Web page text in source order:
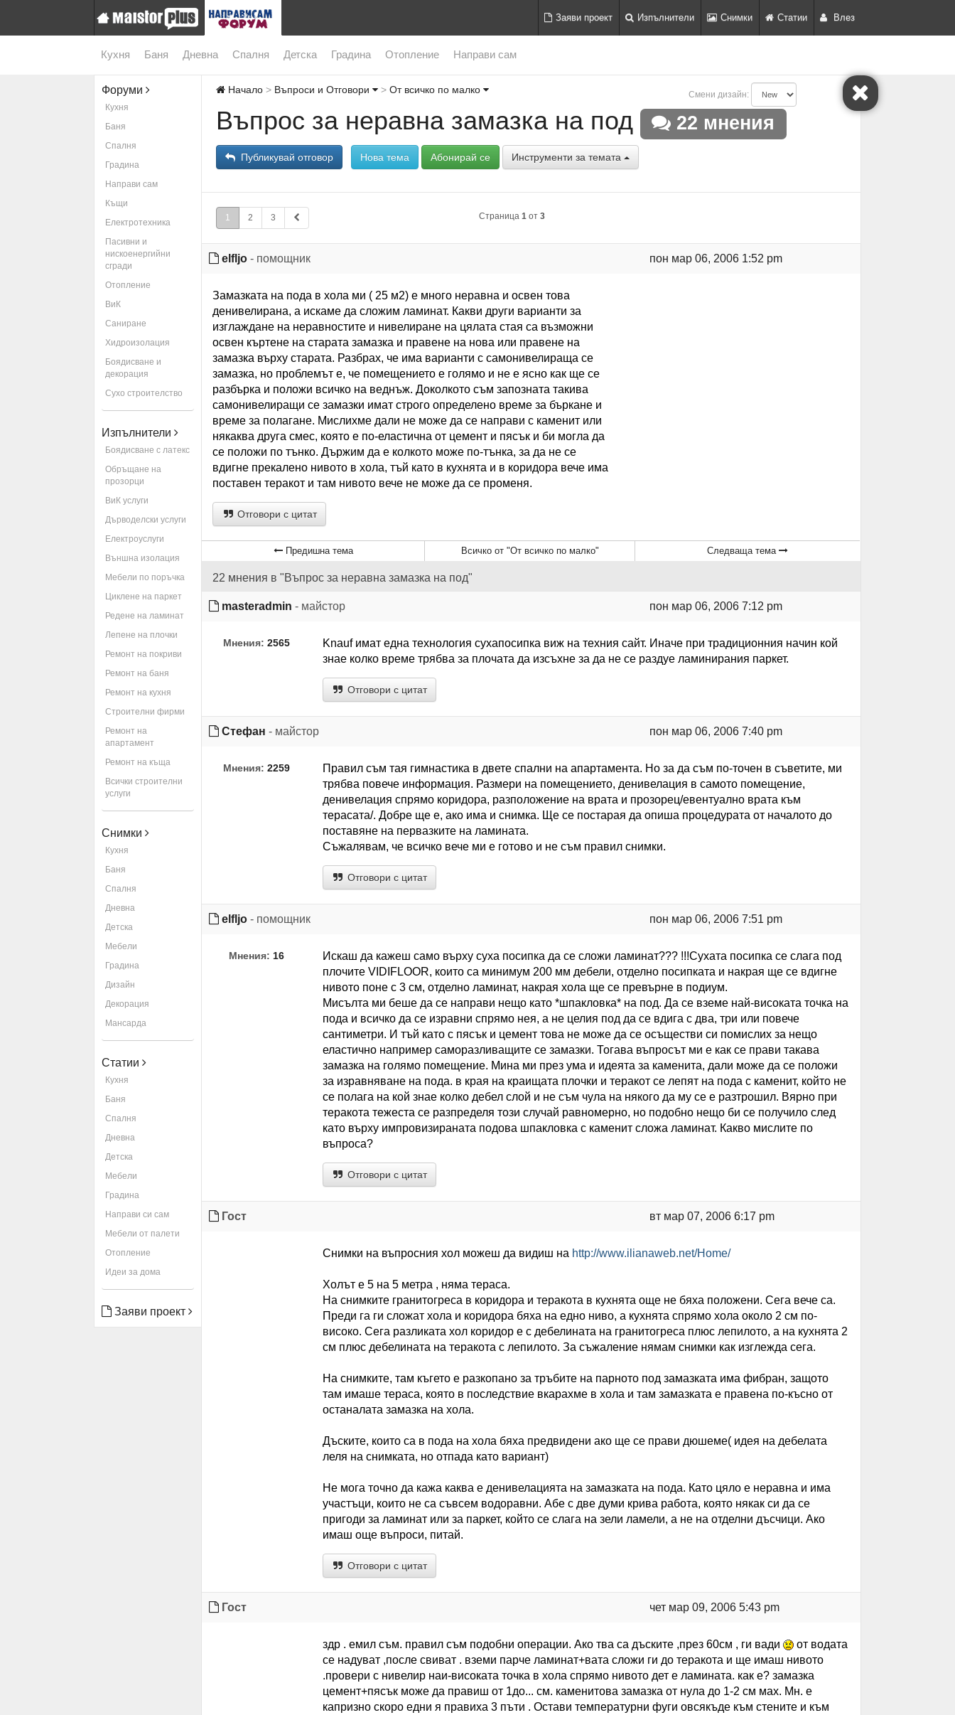
Заяви проект Изпълнители Снимки Статии Влез
Кухня Баня Дневна Спалня Детска Градина Отопление Направи сам
Форуми
Кухня
Баня
Спалня
Градина
Направи сам
Къщи
Електротехника
Пасивни и
нискоенергийни
сгради
Отопление
ВиК
Саниране
Хидроизолация
Боядисване и
декорация
Сухо строителство
Изпълнители
Боядисване с латекс
Обръщане на
прозорци
ВиК услуги
Дърводелски услуги
Електроуслуги
Външна изолация
Мебели по поръчка
Циклене на паркет
Редене на ламинат
Лепене на плочки
Ремонт на покриви
Ремонт на баня
Ремонт на кухня
Строителни фирми
Ремонт на
апартамент
Ремонт на къща
Всички строителни
услуги
Снимки
Кухня
Баня
Спалня
Дневна
Детска
Мебели
Градина
Дизайн
Декорация
Мансарда
Статии
Кухня
Баня
Спалня
Дневна
Детска
Мебели
Градина
Направи си сам
Мебели от палети
Отопление
Идеи за дома
Заяви проект
Начало Въпроси и Отговори От всичко по малко Смени дизайн:
Въпрос за неравна замазка на под 22 мнения
Публикувай отговор Нова тема Абонирай се Инструменти за темата
1 2 3 Страница 1от 3
elfljo - помощник пон мар 06, 2006 1:52 pm
Замазката на пода в хола ми ( 25 м2) е много неравна и освен това
денивелирана, а искаме да сложим ламинат. Какви други варианти за
изглаждане на неравностите и нивелиране на цялата стая са възможни
освен къртене на старата замазка и правене на нова или правене на
замазка върху старата. Разбрах, че има варианти с самонивелираща се
замазка, но проблемът е, че помещението е голямо и не е ясно как ще се
разбърка и положи всичко на веднъж. Доколкото съм запозната такива
самонивелиращи се замазки имат строго определено време за бъркане и
време за полагане. Мислихме дали не може да се направи с каменит или
някаква друга смес, която е по-еластична от цемент и пясък и би могла да
се положи по тънко. Държим да е колкото може по-тънка, за да не се
вдигне прекалено нивото в хола, тъй като в кухнята и в коридора вече има
поставен теракот и там нивото вече не може да се променя.
Отговори с цитат
Предишна тема Всичко от "От всичко по малко" Следваща тема
22 мнения в "Въпрос за неравна замазка на под"
masteradmin - майстор пон мар 06, 2006 7:12 pm
Мнения: 2565
Knаuf имат една технология сухапосипка виж на техния сайт. Иначе при традиционния начин кой
знае колко време трябва за плочата да изсъхне за да не се раздуе ламинирания паркет.
Отговори с цитат
Стефан - майстор пон мар 06, 2006 7:40 pm
Мнения: 2259
Правил съм тая гимнастика в двете спални на апартамента. Но за да съм по-точен в съветите, ми
трябва повече информация. Размери на помещението, денивелация в самото помещение,
денивелация спрямо коридора, разположение на врата и прозорец/евентуално врата към
терасата/. Добре ще е, ако има и снимка. Ще се постарая да опиша процедурата от началото до
поставяне на первазките на ламината.
Съжалявам, че всичко вече ми е готово и не съм правил снимки.
Отговори с цитат
elfljo - помощник пон мар 06, 2006 7:51 pm
Мнения: 16
Искаш да кажеш само върху суха посипка да се сложи ламинат??? !!!Сухата посипка се слага под
плочите VIDIFLOOR, които са минимум 200 мм дебели, отделно посипката и накрая ще се вдигне
нивото поне с 3 см, отделно ламинат, накрая хола ще се превърне в подиум.
Мисълта ми беше да се направи нещо като *шпакловка* на под. Да се вземе най-високата точка на
пода и всичко да се изравни спрямо нея, а не целия под да се вдига с два, три или повече
сантиметри. И тъй като с пясък и цемент това не може да се осъществи си помислих за нещо
еластично например саморазливащите се замазки. Тогава въпросът ми е как се прави такава
замазка на голямо помещение. Мина ми през ума и идеята за каменита, дали може да се положи
за изравняване на пода. в края на краищата плочки и теракот се лепят на пода с каменит, който не
се полага на кой знае колко дебел слой и не съм чула на някого да му се е разтрошил. Вярно при
теракота тежеста се разпределя този случай равномерно, но подобно нещо би се получило след
като върху импровизираната подова шпакловка с каменит сложа ламинат. Какво мислите по
въпроса?
Отговори с цитат
Гост вт мар 07, 2006 6:17 pm
Снимки на въпросния хол можеш да видиш на http://www.ilianaweb.net/Home/
Холът е 5 на 5 метра , няма тераса.
На снимките гранитогреса в коридора и теракота в кухнята още не бяха положени. Сега вече са.
Преди га ги сложат хола и коридора бяха на едно ниво, а кухнята спрямо хола около 2 см по-
високо. Сега разликата хол коридор е с дебелината на гранитогреса плюс лепилото, а на кухнята 2
см плюс дебелината на теракота с лепилото. За съжаление нямам снимки как изглежда сега.
На снимките, там къгето е разкопано за тръбите на парното под замазката има фибран, защото
там имаше тераса, която в последствие вкарахме в хола и там замазката е правена по-късно от
останалата замазка на хола.
Дъските, които са в пода на хола бяха предвидени ако ще се прави дюшеме( идея на дебелата
леля на снимката, но отпада като вариант)
Не мога точно да кажа каква е денивелацията на замазката на пода. Като цяло е неравна и има
участъци, които не са съвсем водоравни. Абе с две думи крива работа, която някак си да се
пригоди за ламинат или за паркет, който се слага на зели ламели, а не на отделни дъсчици. Ако
имаш още въпроси, питай.
Отговори с цитат
Гост чет мар 09, 2006 5:43 pm
здр . емил съм. правил съм подобни операции. Ако тва са дъските ,през 60см , ги вади
от водата
се надуват ,после свиват . вземи парче ламинат+вата сложи ги до теракота и ще имаш нивото
.провери с нивелир наи-високата точка в хола спрямо нивото дет е ламината. как е? замазка
цемент+пясък може да правиш от 1до... см. каменитова замазка от нула до 1-2 см мах. Мн. е
капризно скоро едни я правиха 3 пъти . Остави температурни фуги овсякъде към стените и към